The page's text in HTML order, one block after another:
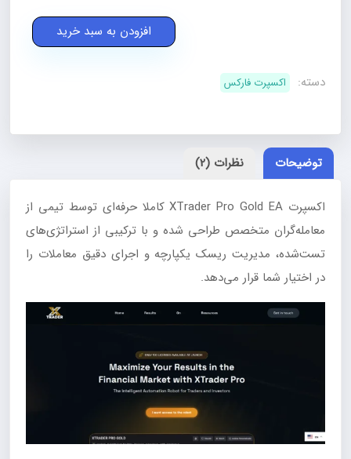
Pro
عدد
افزودن به سبد خرید
دسته: اکسپرت فارکس
توضیحات نظرات (2)
اکسپرت XTrader Pro Gold EA کاملا حرفه‌ای توسط تیمی از
معامله‌گران متخصص طراحی شده و با ترکیبی از استراتژی‌های
تست‌شده، مدیریت ریسک یکپارچه و اجرای دقیق معاملات را
در اختیار شما قرار می‌دهد.